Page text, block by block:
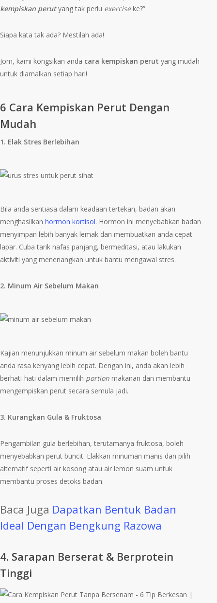
kempiskan perutyang tak perlu exerciseke?”
Siapa kata tak ada? Mestilah ada!
Jom, kami kongsikan anda cara kempiskan perut yang mudah
untuk diamalkan setiap hari!
6 Cara Kempiskan Perut Dengan
Mudah
1. Elak Stres Berlebihan
Bila anda sentiasa dalam keadaan tertekan, badan akan
menghasilkanhormon kortisol. Hormon ini menyebabkan badan
menyimpan lebih banyak lemak dan membuatkan anda cepat
lapar. Cuba tarik nafas panjang, bermeditasi, atau lakukan
aktiviti yang menenangkan untuk bantu mengawal stres.
2. Minum Air Sebelum Makan
Kajian menunjukkan minum air sebelum makan boleh bantu
anda rasa kenyang lebih cepat. Dengan ini, anda akan lebih
berhati-hati dalam memilih portion makanan dan membantu
mengempiskan perut secara semula jadi.
3. Kurangkan Gula & Fruktosa
Pengambilan gula berlebihan, terutamanya fruktosa, boleh
menyebabkan perut buncit. Elakkan minuman manis dan pilih
alternatif seperti air kosong atau air lemon suam untuk
membantu proses detoks badan.
Baca Juga Dapatkan Bentuk Badan
Ideal Dengan Bengkung Razowa
4. Sarapan Berserat & Berprotein
Tinggi